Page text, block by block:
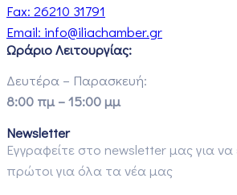
Fax: 26210 31791
Email: info@iliachamber.gr
Ωράριο Λειτουργίας:
Δευτέρα – Παρασκευή:
8:00 πμ – 15:00 μμ
Newsletter
Εγγραφείτε στο newsletter μας για
πρώτοι για όλα τα νέα μας